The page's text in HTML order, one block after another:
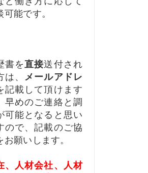
可能です。
書を直接送付され
は、 メールアドレ
記載して頂けます
早めのご連絡と調
可能となると思い
ので、記載のご協
お願いします。
、人材会社、人材